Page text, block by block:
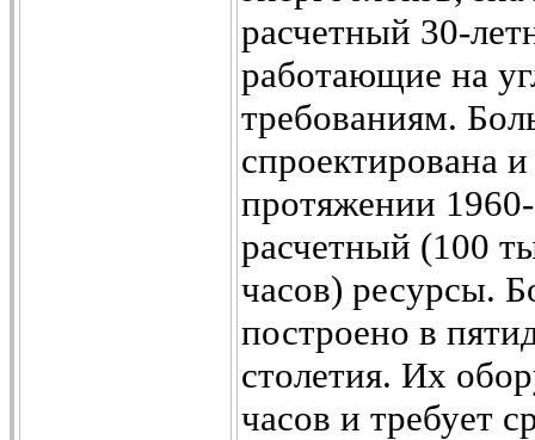
расчетный 30-
работающие на
требованиям.
спроектирована
протяжении
расчетный (100
часов) ресурсы.
построено в
столетия. Их
часов и требует